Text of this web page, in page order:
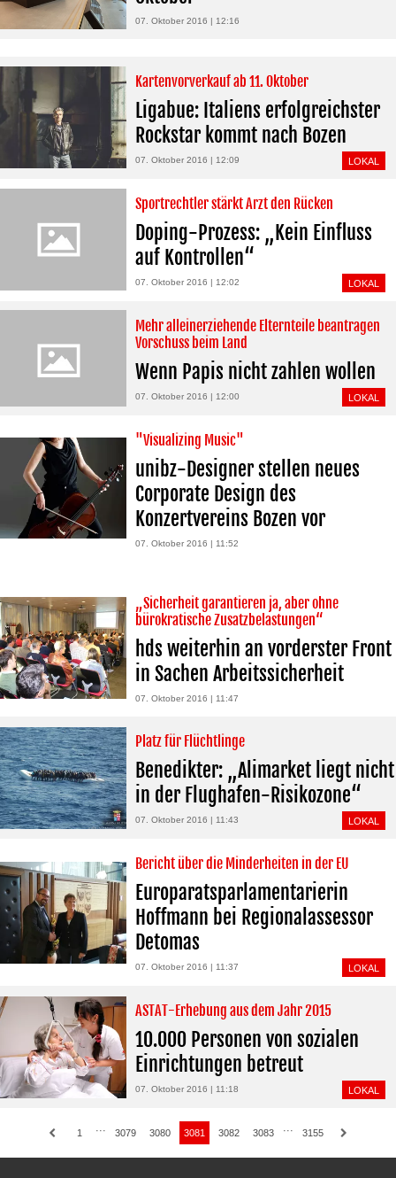
07. Oktober 2016 | 12:16
Kartenvorverkauf ab 11. Oktober
Ligabue: Italiens erfolgreichster
Rockstar kommt nach Bozen
07. Oktober 2016 | 12:09 LOKAL
Sportrechtler stärkt Arzt den Rücken
Doping-Prozess: „Kein Einfluss
auf Kontrollen“
07. Oktober 2016 | 12:02 LOKAL
Mehr alleinerziehende Elternteile beantragen
Vorschuss beim Land
Wenn Papis nicht zahlen wollen
07. Oktober 2016 | 12:00 LOKAL
"Visualizing Music"
unibz-Designer stellen neues
Corporate Design des
Konzertvereins Bozen vor
07. Oktober 2016 | 11:52
„Sicherheit garantieren ja, aber ohne
bürokratische Zusatzbelastungen“
hds weiterhin an vorderster Front
in Sachen Arbeitssicherheit
07. Oktober 2016 | 11:47
Platz für Flüchtlinge
Benedikter: „Alimarket liegt nicht
in der Flughafen-Risikozone“
07. Oktober 2016 | 11:43 LOKAL
Bericht über die Minderheiten in der EU
Europaratsparlamentarierin
Hoffmann bei Regionalassessor
Detomas
07. Oktober 2016 | 11:37 LOKAL
ASTAT-Erhebung aus dem Jahr 2015
10.000 Personen von sozialen
Einrichtungen betreut
07. Oktober 2016 | 11:18 LOKAL
1 ··· 3079 3080 3081 3082 3083 ··· 3155